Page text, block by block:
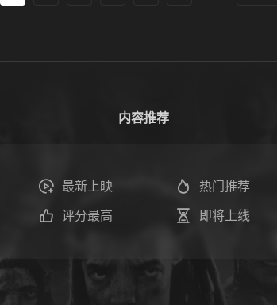
内容推荐
最新上映 热门推荐
评分最高 即将上线